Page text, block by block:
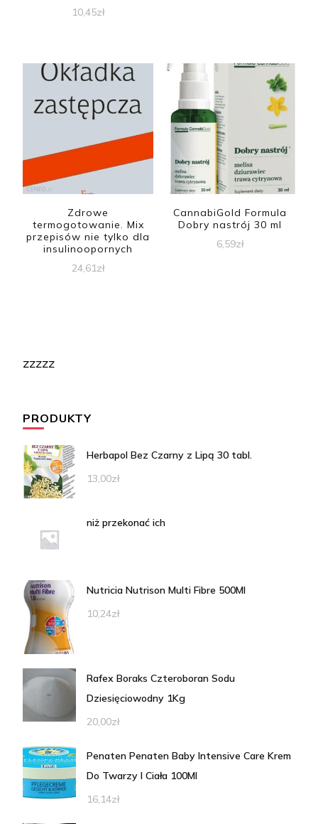
10,45zł
Zdrowe
termogotowanie. Mix
przepisów nie tylko dla
insulinoopornych
24,61zł
CannabiGold Formula
Dobry nastrój 30 ml
6,59zł
zzzzz
PRODUKTY
Herbapol Bez Czarny z Lipą 30 tabl.
13,00zł
niż przekonać ich
Nutricia Nutrison Multi Fibre 500Ml
10,24zł
Rafex Boraks Czteroboran Sodu
Dziesięciowodny 1Kg
20,00zł
Penaten Penaten Baby Intensive Care Krem
Do Twarzy I Ciała 100Ml
16,14zł